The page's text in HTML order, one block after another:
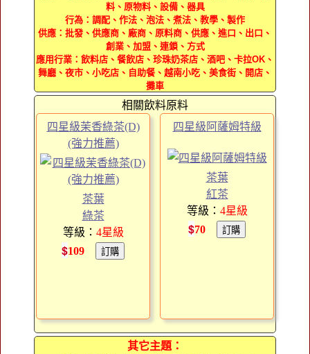
料、原物料、設備、器具
行為：調配、作法、泡法、煮法、教學、製作
供應：批發、供應商、廠商、原料商、供應、進口、出口、
創業、加盟、連鎖、方式
應用行業：飲料店、餐飲店、珍珠奶茶店、酒吧、卡拉OK、
舞廳、夜市、小吃店、自助餐、越南小吃、美食街、開店、
攤車
相關飲料原料
四星級茉香綠茶(D)
(強力推薦)
茶葉
綠茶
等級： 4星級
$109
四星級阿薩姆特級
茶葉
紅茶
等級： 4星級
$70
其它主題：